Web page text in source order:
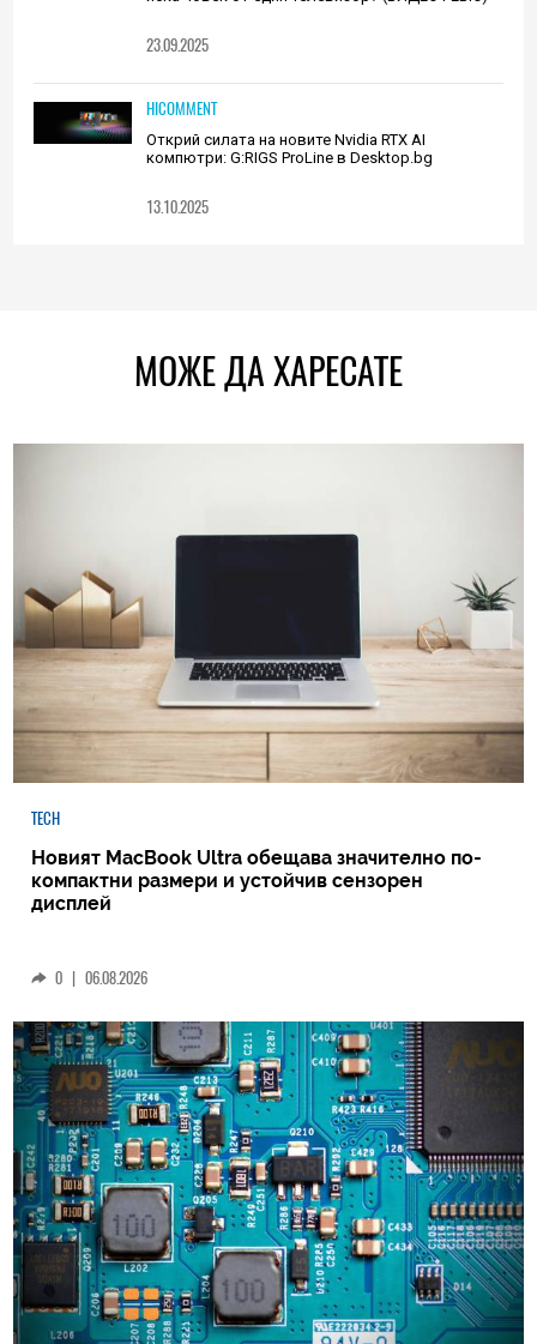
23.09.2025
HICOMMENT
Открий силата на новите Nvidia RTX AI
компютри: G:RIGS ProLine в Desktop.bg
13.10.2025
МОЖЕ ДА ХАРЕСАТЕ
TECH
Новият MacBook Ultra обещава значително по-
компактни размери и устойчив сензорен
дисплей
0 06.08.2026